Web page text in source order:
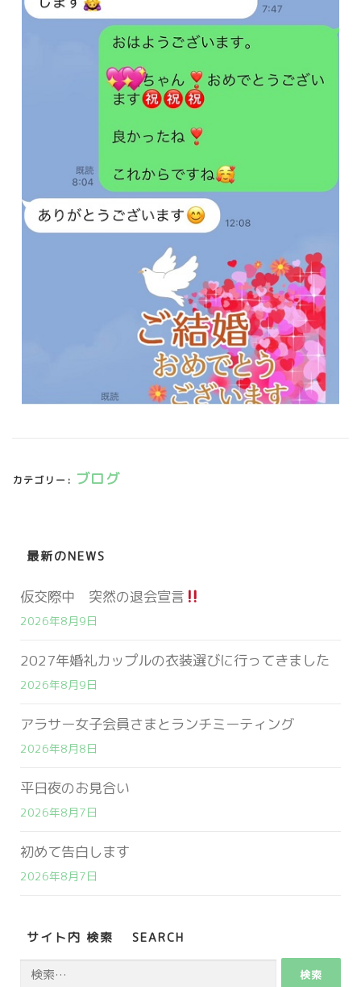
カテゴリー: ブログ
最新のNEWS
仮交際中 突然の退会宣言
2026年8月9日
2027年婚礼カップルの衣装選びに行ってきました
2026年8月9日
アラサー女子会員さまとランチミーティング
2026年8月8日
平日夜のお見合い
2026年8月7日
初めて告白します
2026年8月7日
サイト内 検索 SEARCH
検